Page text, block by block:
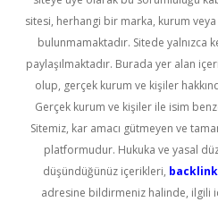
sitesi, herhangi bir marka, kurum veya
bulunmamaktadır. Sitede yalnızca
paylaşılmaktadır. Burada yer alan
olup, gerçek kurum ve kişiler
Gerçek kurum ve kişiler ile isim
Sitemiz, kar amacı gütmeyen ve
platformudur. Hukuka ve yasal
düşündüğünüz içerikleri,
adresine bildirmeniz halinde, ilgili